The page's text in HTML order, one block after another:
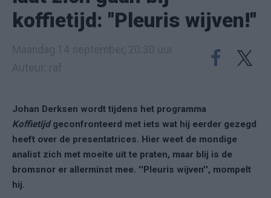
koffietijd: ''Pleuris wijven!''
Johan Derksen wordt tijdens het programma
Koffietijd geconfronteerd met iets wat hij eerder gezegd
heeft over de presentatrices. Hier weet de mondige
analist zich met moeite uit te praten, maar blij is de
bromsnor er allerminst mee. ''Pleuris wijven'', mompelt
hij.